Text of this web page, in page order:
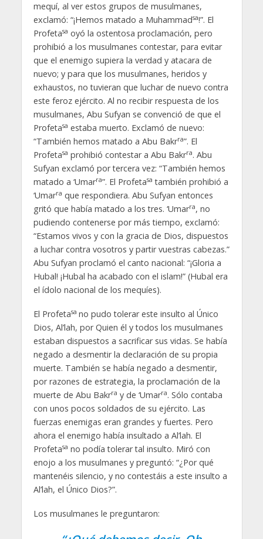
mequí, al ver estos grupos de musulmanes,
exclamó: “¡Hemos matado a Muhammadsa!”. El
Profetasa oyó la ostentosa proclamación, pero
prohibió a los musulmanes contestar, para evitar
que el enemigo supiera la verdad y atacara de
nuevo; y para que los musulmanes, heridos y
exhaustos, no tuvieran que luchar de nuevo contra
este feroz ejército. Al no recibir respuesta de los
musulmanes, Abu Sufyan se convenció de que el
Profetasa estaba muerto. Exclamó de nuevo:
“También hemos matado a Abu Bakrra”. El
Profetasa prohibió contestar a Abu Bakrra. Abu
Sufyan exclamó por tercera vez: “También hemos
matado a ‘Umarra”. El Profetasa también prohibió a
‘Umarra que respondiera. Abu Sufyan entonces
gritó que había matado a los tres. ‘Umarra, no
pudiendo contenerse por más tiempo, exclamó:
“Estamos vivos y con la gracia de Dios, dispuestos
a luchar contra vosotros y partir vuestras cabezas.”
Abu Sufyan proclamó el canto nacional: “¡Gloria a
Hubal! ¡Hubal ha acabado con el islam!” (Hubal era
el ídolo nacional de los mequíes).
El Profetasa no pudo tolerar este insulto al Único
Dios, Al’lah, por Quien él y todos los musulmanes
estaban dispuestos a sacrificar sus vidas. Se había
negado a desmentir la declaración de su propia
muerte. También se había negado a desmentir,
por razones de estrategia, la proclamación de la
muerte de Abu Bakrra y de ‘Umarra. Sólo contaba
con unos pocos soldados de su ejército. Las
fuerzas enemigas eran grandes y fuertes. Pero
ahora el enemigo había insultado a Al’lah. El
Profetasa no podía tolerar tal insulto. Miró con
enojo a los musulmanes y preguntó: “¿Por qué
mantenéis silencio, y no contestáis a este insulto a
Al’lah, el Único Dios?”.
Los musulmanes le preguntaron: